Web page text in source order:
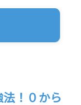
！０から